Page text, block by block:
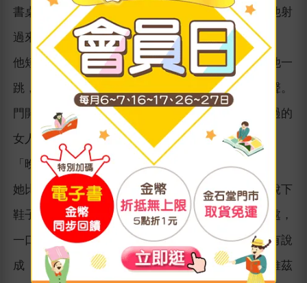
書桌前有時會忽然定住，好像從某處有一道眼光對他射
過來一般。
他短促地按一下門鈴，鈴聲在門後發出的巨響卻嚇他一
跳，接著他聽到一陣敏捷、不屬於他的教授的腳步聲。
門開了，一個有些年紀、曾在教授桌上的照片中見過的
女人對他伸出手來。「您一定是何暮德。哈囉！」
「晚安，賀維茲太太。」
她比丈夫矮了幾乎有半公尺之多。她微笑地示意他脫下
鞋子，在他身後將門關上，問他是否很快便找到此處，
一口氣將這三件事全部完成。她叫他的名字時，沒有說
成「賀蒙特」，這並沒有很多美國人能夠辦到。賀維茲